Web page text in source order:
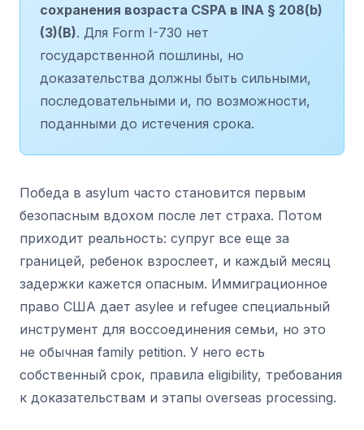
сохранения возраста CSPA в INA § 208(b)
(3)(B). Для Form I-730 нет
государственной пошлины, но
доказательства должны быть сильными,
последовательными и, по возможности,
поданными до истечения срока.
Победа в asylum часто становится первым
безопасным вдохом после лет страха. Потом
приходит реальность: супруг все еще за
границей, ребенок взрослеет, и каждый месяц
задержки кажется опасным. Иммиграционное
право США дает asylee и refugee специальный
инструмент для воссоединения семьи, но это
не обычная family petition. У него есть
собственный срок, правила eligibility, требования
к доказательствам и этапы overseas processing.